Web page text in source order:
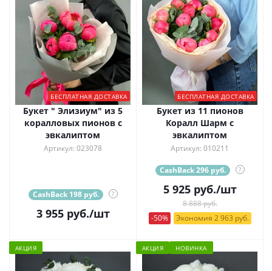
БЕСПЛАТНАЯ ДОСТАВКА
Букет " Элизиум" из 5
коралловых пионов с
эвкалиптом
Артикул: 023078
CashBack 198 руб. ?
3 955руб./шт
БЕСПЛАТНАЯ ДОСТАВКА
Букет из 11 пионов
Коралл Шарм с
эвкалиптом
Артикул: 010211
CashBack 296 руб. ?
5 925руб./шт
8 888 руб.
-50%
Экономия 2 963 руб.
АКЦИЯ АКЦИЯ НОВИНКА